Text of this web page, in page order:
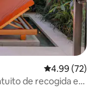
Calificación
4.99 (72)
de recogida en